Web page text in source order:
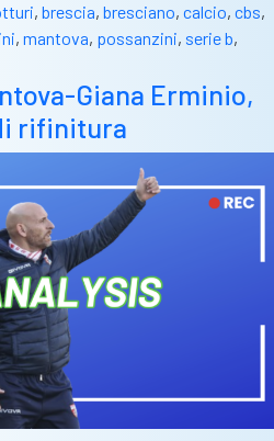
dei
bresciani”.
scivolone
dilettanti
sogno
, brescia, bresciano, calcio, cbs,
, mantova, possanzini, serie b,
Giana Erminio,
rifinitura